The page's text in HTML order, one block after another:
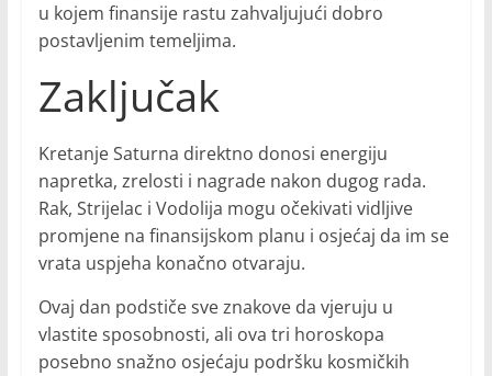
u kojem finansije rastu zahvaljujući dobro
postavljenim temeljima.
Zaključak
Kretanje Saturna direktno donosi energiju
napretka, zrelosti i nagrade nakon dugog rada.
Rak, Strijelac i Vodolija mogu očekivati vidljive
promjene na finansijskom planu i osjećaj da im se
vrata uspjeha konačno otvaraju.
Ovaj dan podstiče sve znakove da vjeruju u
vlastite sposobnosti, ali ova tri horoskopa
posebno snažno osjećaju podršku kosmičkih